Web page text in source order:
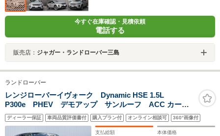
今すぐ在庫確認・見積依頼
電話する
販売店： ジャガー・ランドローバー三島
ランドローバー
レンジローバーイヴォーク Dynamic HSE 1.5L
P300e PHEV デモアップ サンルーフ ACC カープ
レイ
ディーラー保証 車両品質評価書付 購入プラン付 オンライン相談可 360°画像付
支払総額 本体価格